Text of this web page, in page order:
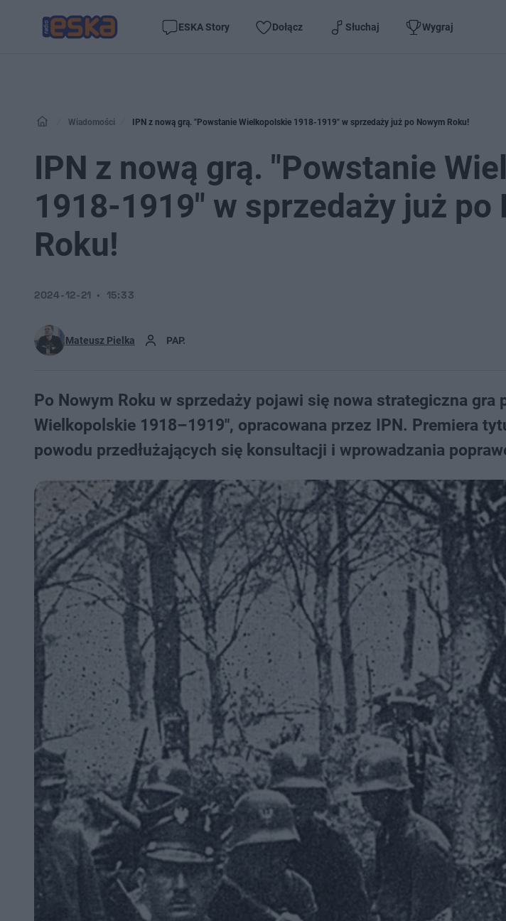
ESKA Story Dołącz Słuchaj Wygraj
Wiadomości IPN z nową grą. "Powstanie Wielkopolskie 1918-1919" w sprzedaży już po Nowym Roku!
IPN z nową grą. "Powstanie
1918-1919" w sprzedaży już po
Roku!
Mateusz Pielka PAP.
2024-12-21 15:33
Po Nowym Roku w sprzedaży pojawi się nowa strategiczna gra
Wielkopolskie 1918–1919", opracowana przez IPN. Premiera
powodu przedłużających się konsultacji i wprowadzania